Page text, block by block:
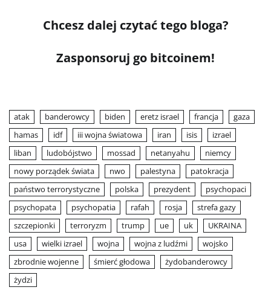
Chcesz dalej czytać tego bloga?
Zasponsoruj go bitcoinem!
atak banderowcy biden eretz israel francja
gaza
hamas
idf iii wojna światowa iran isis
izrael
liban
ludobójstwo mossad netanyahu
niemcy
nowy porządek świata
nwo palestyna
patokracja
państwo terrorystyczne
polska prezydent
psychopaci
psychopata
psychopatia rafah rosja
strefa gazy
szczepionki
terroryzm trump ue uk
UKRAINA
usa
wielki izrael wojna wojna z ludźmi
wojsko
zbrodnie wojenne
śmierć głodowa
żydobanderowcy
żydzi